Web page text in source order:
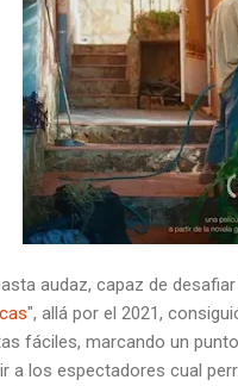
audaz, capaz de
", allá por el 2021,
fáciles, marcando un
a los espectadores cual